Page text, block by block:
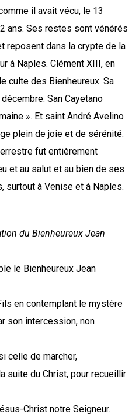
il avait vécu, le 13
ans. Ses restes sont vénérés
reposent dans la crypte de la
à Naples. Clément XIII, en
culte des Bienheureux. Sa
San Cayetano
». Et saint André Avelino
plein de joie et de sérénité.
fut entièrement
et au salut et au bien de ses
à Venise et à Naples.
du Bienheureux Jean
le Bienheureux Jean
en contemplant le mystère
son intercession, non
celle de marcher,
suite du Christ, pour recueillir
Christ notre Seigneur.